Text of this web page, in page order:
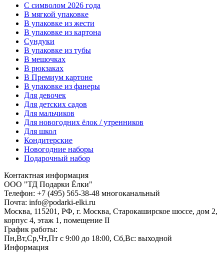
C символом 2026 года
В мягкой упаковке
В упаковке из жести
В упаковке из картона
Сундуки
В упаковке из тубы
В мешочках
В рюкзаках
В Премиум картоне
В упаковке из фанеры
Для девочек
Для детских садов
Для мальчиков
Для новогодних ёлок / утренников
Для школ
Кондитерские
Новогодние наборы
Подарочный набор
Контактная информация
ООО "ТД Подарки Ёлки"
Телефон: +7 (495) 565-38-48 многоканальный
Почта: info@podarki-elki.ru
Москва, 115201, РФ, г. Москва, Старокаширское шоссе, дом 2,
корпус 4, этаж 1, помещение II
График работы:
Пн,Вт,Ср,Чт,Пт с 9:00 до 18:00, Сб,Вс: выходной
Информация